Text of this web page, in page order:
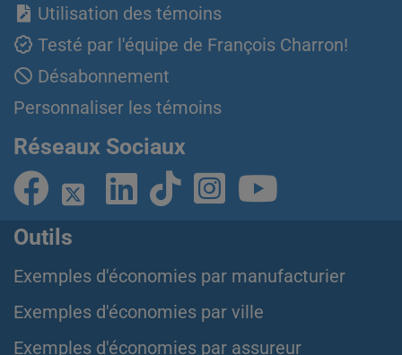
Utilisation des témoins
Testé par l'équipe de François Charron!
Désabonnement
Personnaliser les témoins
Réseaux Sociaux
Outils
Exemples d'économies par manufacturier
Exemples d'économies par ville
Exemples d'économies par assureur